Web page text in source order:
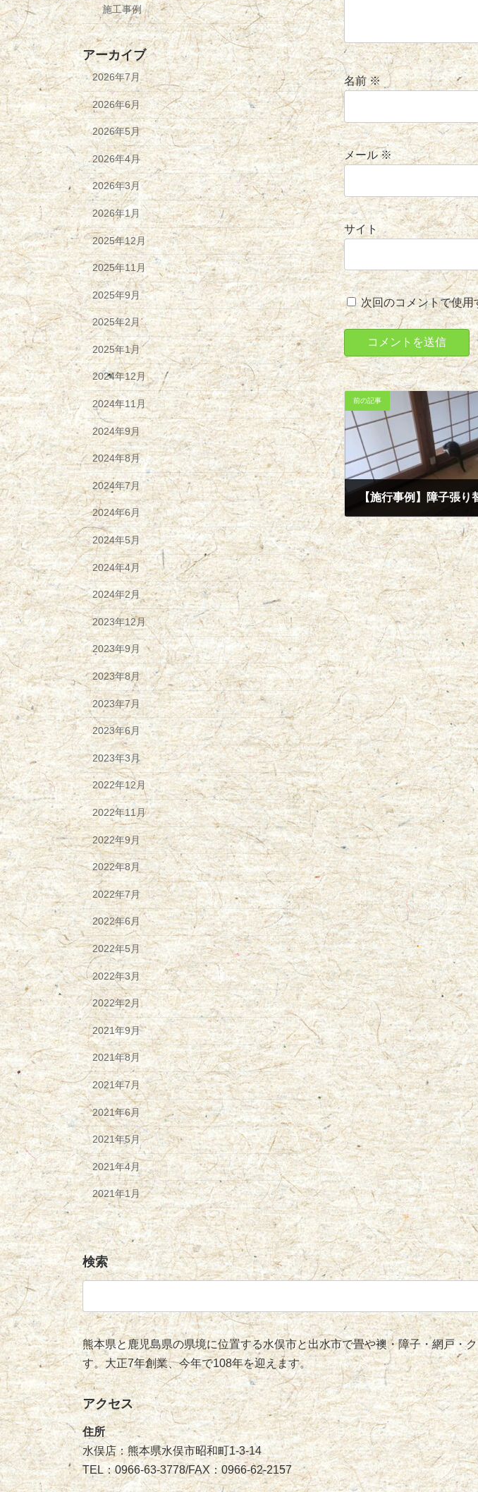
名前※
メール※
サイト
次回のコメントで使
前の記事
【施行事例】障子張り
2024年12月16日
施工事例
アーカイブ
2026年7月
2026年6月
2026年5月
2026年4月
2026年3月
2026年1月
2025年12月
2025年11月
2025年9月
2025年2月
2025年1月
2024年12月
2024年11月
2024年9月
2024年8月
2024年7月
2024年6月
2024年5月
2024年4月
2024年2月
2023年12月
2023年9月
2023年8月
2023年7月
2023年6月
2023年3月
2022年12月
2022年11月
2022年9月
2022年8月
2022年7月
2022年6月
2022年5月
2022年3月
2022年2月
2021年9月
2021年8月
2021年7月
2021年6月
2021年5月
2021年4月
2021年1月
検索
熊本県と鹿児島県の県境に位置する水俣市と出水市で畳や襖・障子・網戸・
す。大正7年創業、今年で108年を迎えます。
アクセス
住所
水俣店：熊本県水俣市昭和町1-3-14
TEL：0966-63-3778/FAX：0966-62-2157